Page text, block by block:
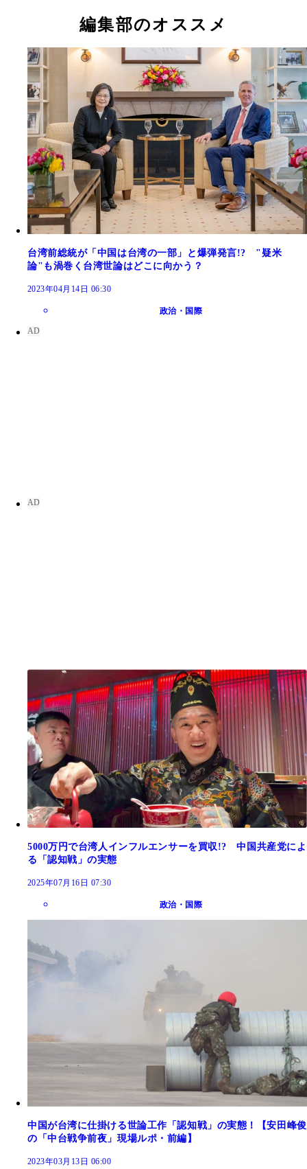
編集部のオススメ
台湾前総統が「中国は台湾の一部」と爆弾発言!? "疑米
論"も渦巻く台湾世論はどこに向かう？
2023年04月14日 06:30
政治・国際
5000万円で台湾人インフルエンサーを買収!? 中国共産党によ
る「認知戦」の実態
2025年07月16日 07:30
政治・国際
中国が台湾に仕掛ける世論工作「認知戦」の実態！【安田峰俊
の「中台戦争前夜」現場ルポ・前編】
2023年03月13日 06:00